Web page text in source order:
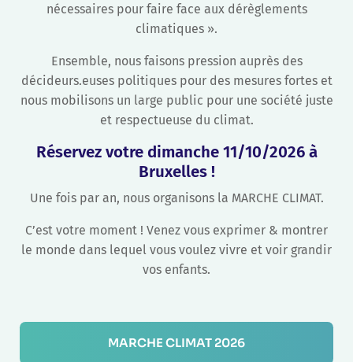
nécessaires pour faire face aux dérèglements
climatiques ».
Ensemble, nous faisons pression auprès des
décideurs.euses politiques pour des mesures fortes et
nous mobilisons un large public pour une société juste
et respectueuse du climat.
Réservez votre dimanche 11/10/2026 à
Bruxelles !
Une fois par an, nous organisons la MARCHE CLIMAT.
C’est votre moment ! Venez vous exprimer & montrer
le monde dans lequel vous voulez vivre et voir grandir
vos enfants.
MARCHE CLIMAT 2026